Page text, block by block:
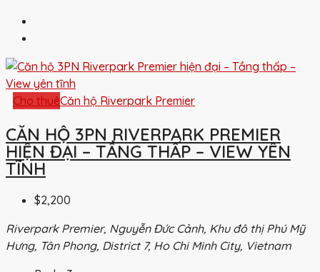
Cho thuêCăn hộ Riverpark Premier
CĂN HỘ 3PN RIVERPARK PREMIER
HIỆN ĐẠI – TẦNG THẤP – VIEW YÊN
TĨNH
$2,200
Riverpark Premier, Nguyễn Đức Cảnh, Khu đô thị Phú Mỹ
Hưng, Tân Phong, District 7, Ho Chi Minh City, Vietnam